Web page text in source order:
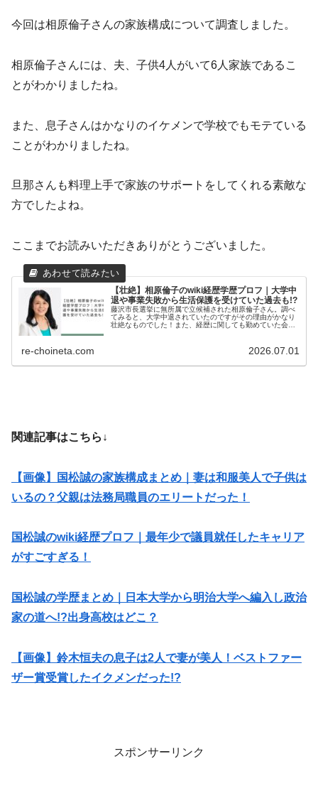
今回は相原倫子さんの家族構成について調査しました。
相原倫子さんには、夫、子供4人がいて6人家族であるこ
とがわかりましたね。
また、息子さんはかなりのイケメンで学校でもモテている
ことがわかりましたね。
旦那さんも料理上手で家族のサポートをしてくれる素敵な
方でしたよね。
ここまでお読みいただきありがとうございました。
【壮絶】相原倫子のwiki経歴学歴プロフ｜大学中
退や事業失敗から生活保護を受けていた過去も!?
藤沢市長選挙に無所属で立候補された相原倫子さん。調べ
てみると、大学中退されていたのですがその理由がかなり
壮絶なものでした！また、経歴に関しても勤めていた会社
re-choineta.com 2026.07.01
関連記事はこちら↓
【画像】国松誠の家族構成まとめ｜妻は和服美人で子供は
いるの？父親は法務局職員のエリートだった！
国松誠のwiki経歴プロフ｜最年少で議員就任したキャリア
がすごすぎる！
国松誠の学歴まとめ｜日本大学から明治大学へ編入し政治
家の道へ!?出身高校はどこ？
【画像】鈴木恒夫の息子は2人で妻が美人！ベストファー
ザー賞受賞したイクメンだった!?
スポンサーリンク